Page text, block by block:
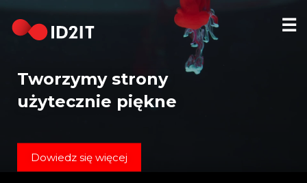
REALIZACJE
DOMENY
KONTAKT
☰
Tworzymy strony
użytecznie piękne
Dowiedz się więcej